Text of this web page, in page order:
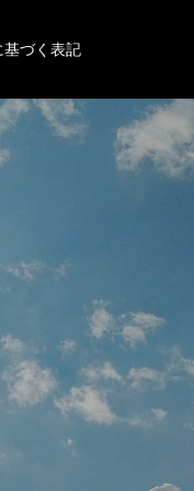
づく表記